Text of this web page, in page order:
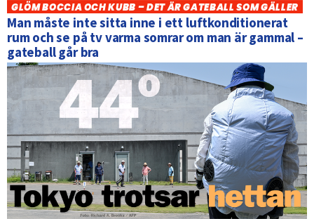
GLÖM BOCCIA OCH KUBB – DET ÄR GATEBALL SOM GÄLLER
Man måste inte sitta inne i ett luftkonditionerat
rum och se på tv varma somrar om man är gammal –
gateball går bra